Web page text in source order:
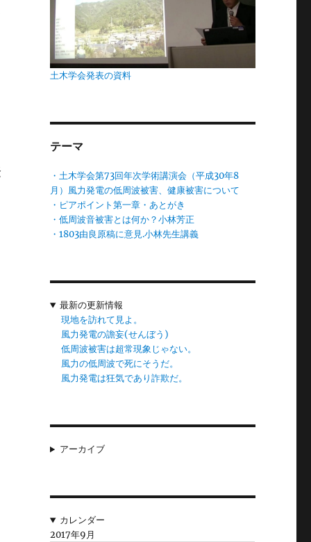
土木学会発表の資料
テーマ
・土木学会第73回年次学術講演会（平成30年8
月）風力発電の低周波被害、健康被害について
・ピアポイント第一章・あとがき
・低周波音被害とは何か？小林芳正
・1803由良原稿に意見.小林先生講義
最新の更新情報
現地を訪れて見よ。
風力発電の譫妄(せんぼう)
低周波被害は超常現象じゃない。
風力の低周波で死にそうだ。
風力発電は狂気であり詐欺だ。
アーカイブ
カレンダー
2017年9月